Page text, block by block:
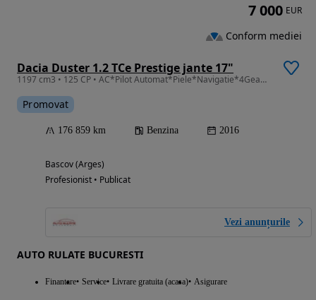
Dacia Duster 1.2 TCe Prestige jante 17"
1197 cm3 • 125 CP • AC*Pilot Automat*Piele*Navigatie*4Geamuri electrice *
Promovat
176 859 km Benzina 2016
Bascov (Arges)
Profesionist • Publicat
Vezi anunțurile
AUTO RULATE BUCURESTI
Finantare Service Livrare gratuita (acasa) Asigurare
7 000 EUR
Conform mediei